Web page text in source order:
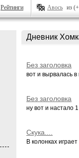
Рейтинги Авось из
Дневник
Без заголовка
вот и вырвалась
Без заголовка
ну вот и настало
Скука....
В колонках